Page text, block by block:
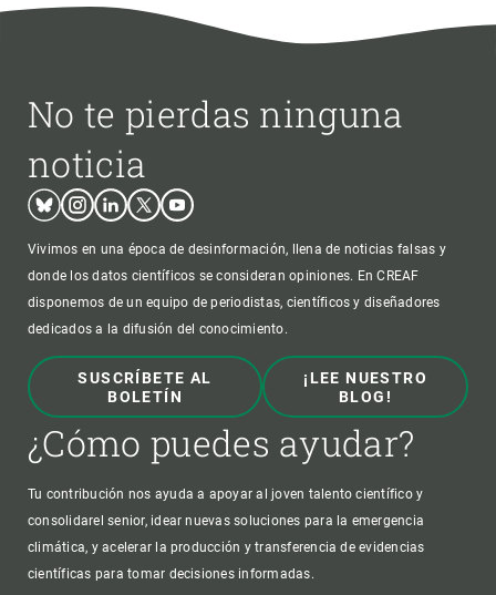
No te pierdas ninguna
noticia
BlueskyInstagram
LinkedinTwitterYoutube
Vivimos en una época de desinformación, llena de noticias falsas y
donde los datos científicos se consideran opiniones. En CREAF
disponemos de un equipo de periodistas, científicos y diseñadores
dedicados a la difusión del conocimiento.
SUSCRÍBETE AL
BOLETÍN
¡LEE NUESTRO
BLOG!
¿Cómo puedes ayudar?
Tu contribución nos ayuda a apoyar al joven talento científico y
consolidarel senior, idear nuevas soluciones para la emergencia
climática, y acelerar la producción y transferencia de evidencias
científicas para tomar decisiones informadas.